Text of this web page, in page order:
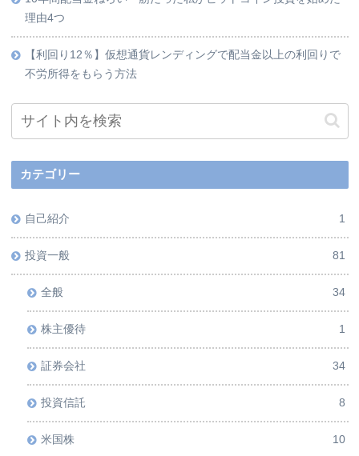
理由4つ
【利回り12％】仮想通貨レンディングで配当金以上の利回りで
不労所得をもらう方法
カテゴリー
自己紹介 1
投資一般 81
全般 34
株主優待 1
証券会社 34
投資信託 8
米国株 10